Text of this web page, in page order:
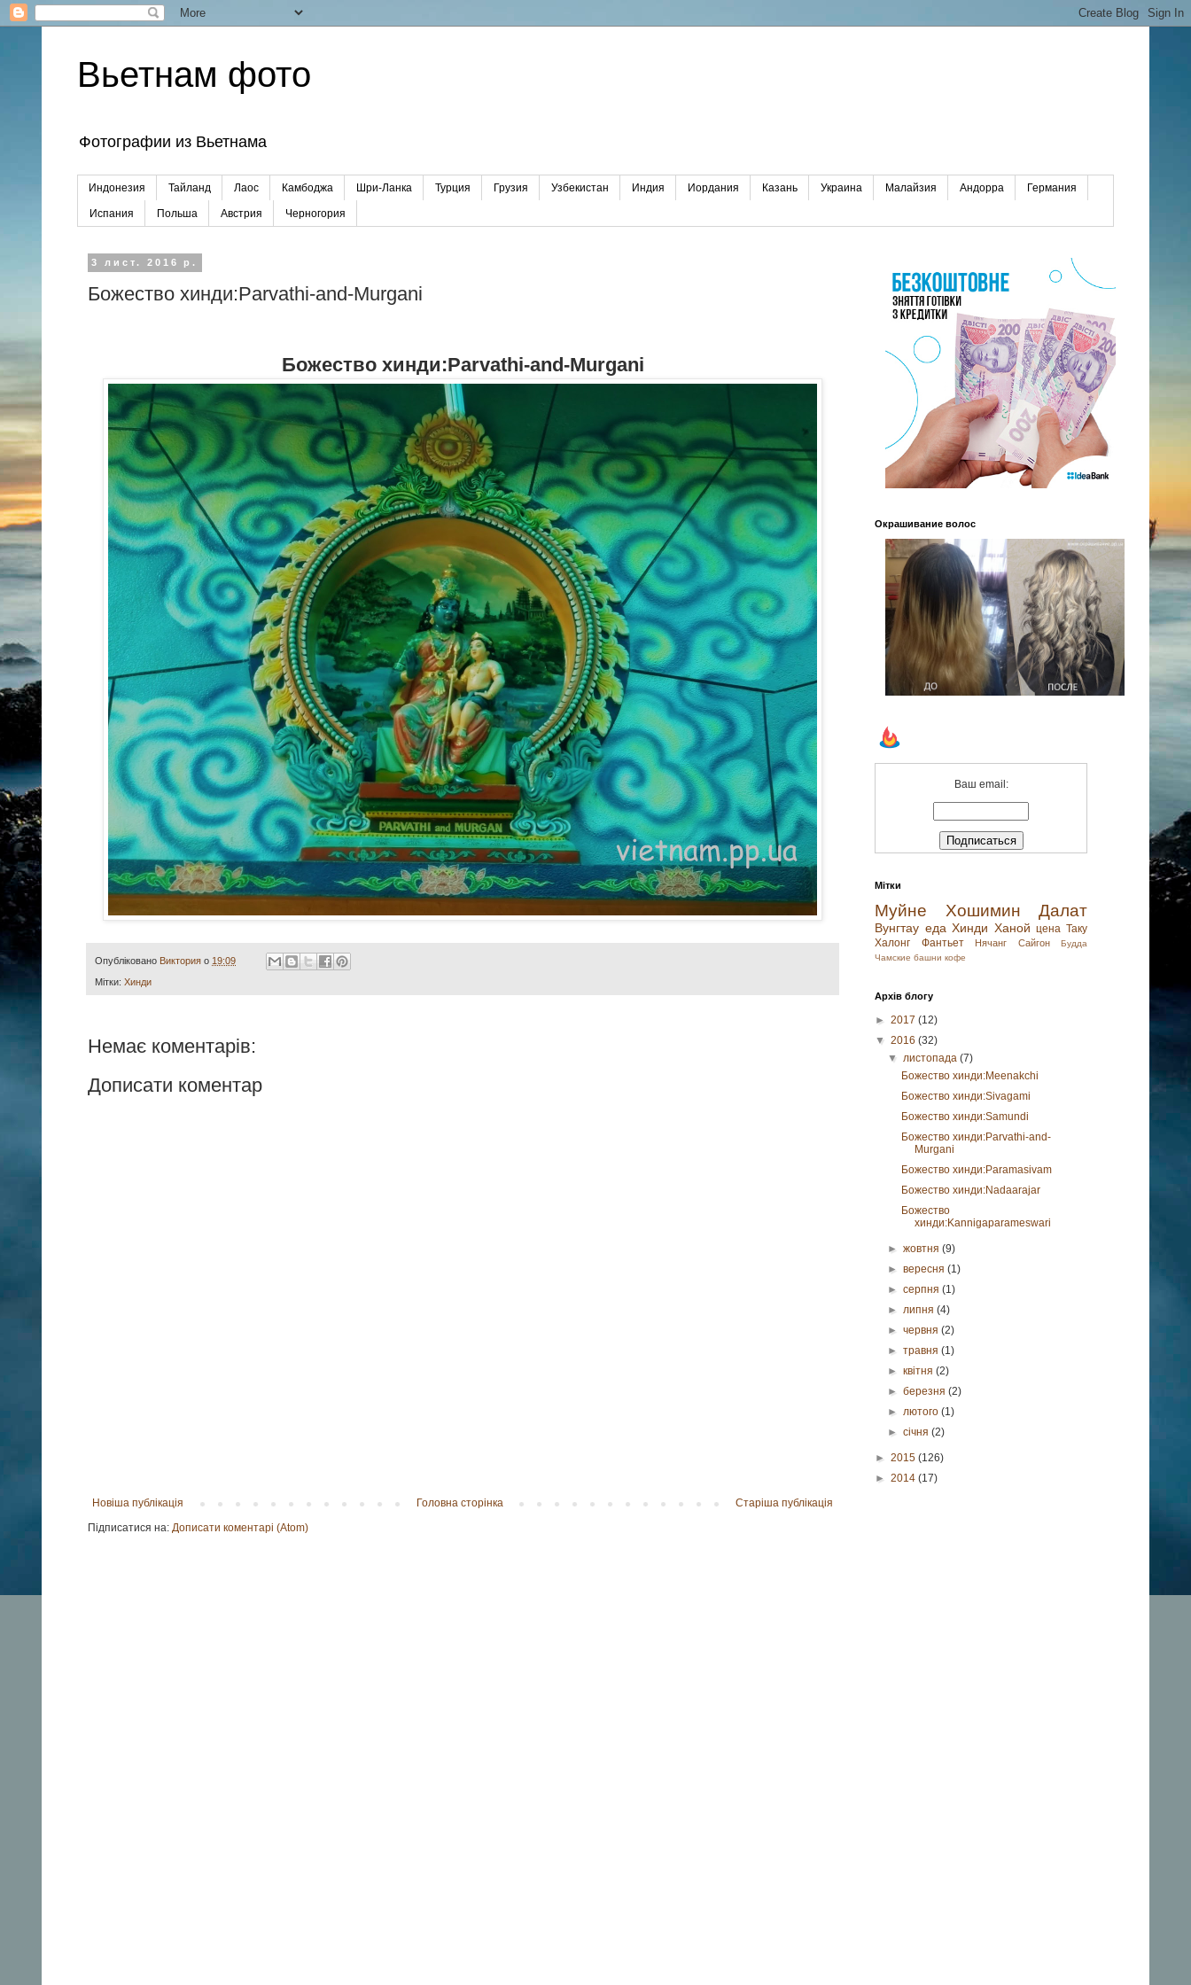
Вьетнам фото
Фотографии из Вьетнама
Индонезия Тайланд Лаос Камбоджа Шри-Ланка Турция Грузия Узбекистан Индия Иордания Казань Украина Малайзия Андорра Германия
Испания Польша Австрия Черногория
3 лист. 2016 р.
Божество хинди:Parvathi-and-Murgani
Божество хинди:Parvathi-and-Murgani
Опубліковано Виктория о 19:09
Мітки: Хинди
Немає коментарів:
Дописати коментар
Новіша публікація Старіша публікація
Головна сторінка
Підписатися на: Дописати коментарі (Atom)
Окрашивание волос
Ваш email:
Мітки
Муйне Хошимин Далат
Вунгтау еда Хинди Ханой цена Таку
Халонг
Фантьет Нячанг Сайгон
Будда
Чамские башни кофе
Архів блогу
► 2017 (12)
▼ 2016 (32)
▼ листопада(7)
Божество хинди:Meenakchi
Божество хинди:Sivagami
Божество хинди:Samundi
Божество хинди:Parvathi-and-
Murgani
Божество хинди:Paramasivam
Божество хинди:Nadaarajar
Божество
хинди:Kannigaparameswari
►жовтня(9)
►вересня(1)
►серпня(1)
► липня(4)
►червня(2)
►травня(1)
►квітня(2)
►березня(2)
► лютого(1)
►січня(2)
► 2015 (126)
► 2014 (17)